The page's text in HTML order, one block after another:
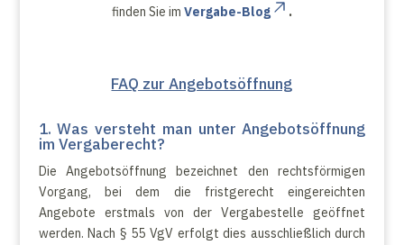
finden Sie im Vergabe-Blog .
FAQ zur Angebotsöffnung
1. Was versteht man unter Angebotsöffnung
im Vergaberecht?
Die Angebotsöffnung bezeichnet den rechtsförmigen
Vorgang, bei dem die fristgerecht eingereichten
Angebote erstmals von der Vergabestelle geöffnet
werden. Nach § 55 VgV erfolgt dies ausschließlich durch